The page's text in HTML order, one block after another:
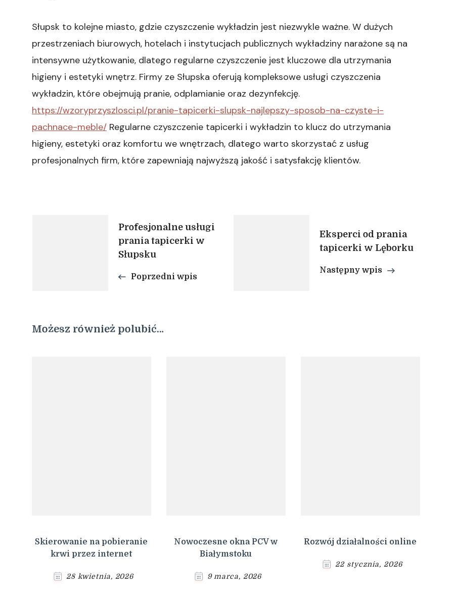
Słupsk to kolejne miasto, gdzie czyszczenie wykładzin jest niezwykle ważne. W dużych
przestrzeniach biurowych, hotelach i instytucjach publicznych wykładziny narażone są na
intensywne użytkowanie, dlatego regularne czyszczenie jest kluczowe dla utrzymania
higieny i estetyki wnętrz. Firmy ze Słupska oferują kompleksowe usługi czyszczenia
wykładzin, które obejmują pranie, odplamianie oraz dezynfekcję.
https://wzoryprzyszlosci.pl/pranie-tapicerki-slupsk-najlepszy-sposob-na-czyste-i-
pachnace-meble/ Regularne czyszczenie tapicerki i wykładzin to klucz do utrzymania
higieny, estetyki oraz komfortu we wnętrzach, dlatego warto skorzystać z usług
profesjonalnych firm, które zapewniają najwyższą jakość i satysfakcję klientów.
NawigacjaProfesjonalne usługi
prania tapicerki w
Słupsku
Poprzedni wpis
Eksperci od prania
tapicerki w Lęborku
Następny wpis
Możesz również polubić…
Skierowanie na pobieranie
krwi przez internet
28 kwietnia, 2026
Nowoczesne okna PCV w
Białymstoku
9 marca, 2026
Rozwój działalności online
22 stycznia, 2026